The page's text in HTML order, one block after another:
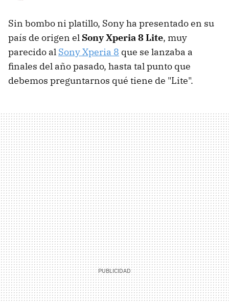
Sin bombo ni platillo, Sony ha presentado en su
país de origen el Sony Xperia 8 Lite, muy
parecido al Sony Xperia 8 que se lanzaba a
finales del año pasado, hasta tal punto que
debemos preguntarnos qué tiene de "Lite".